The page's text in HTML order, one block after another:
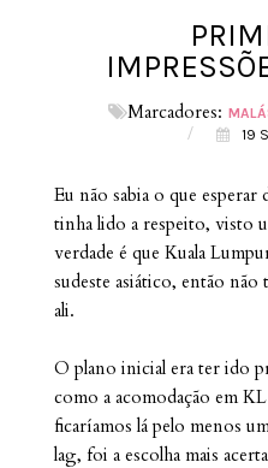
Marcadores:
/ 19
Eu não sabia o que esperar
tinha lido a respeito, visto
verdade é que Kuala
sudeste asiático, então
ali.
O plano inicial era ter ido
como a acomodação em KL
ficaríamos lá pelo menos
lag, foi a escolha mais